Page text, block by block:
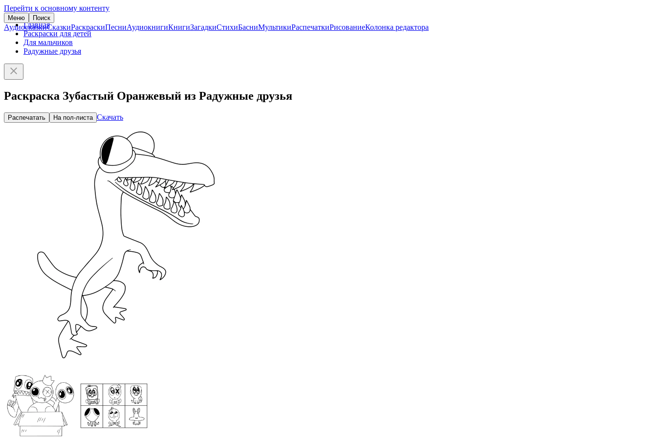
Перейти к основному контенту
Меню Поиск
АудиосказкиСказкиРаскраскиПесниАудиокнигиКнигиЗагадкиСтихиБасниМультикиРаспечаткиРисованиеКолонка редактора
Главная
Раскраски для детей
Для мальчиков
Радужные друзья
Раскраска Зубастый Оранжевый из Радужные друзья
Распечатать На пол-листа Скачать